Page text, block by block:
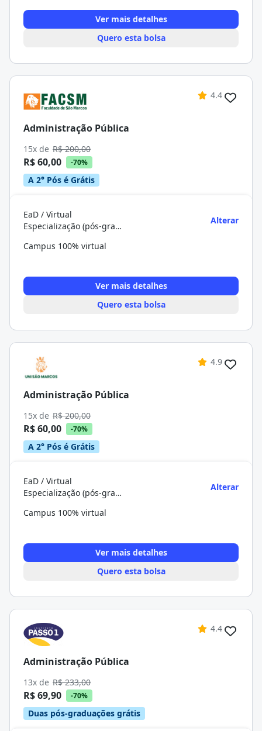
Ver mais detalhes
Quero esta bolsa
4.4
Administração Pública
15x de R$ 200,00
R$ 60,00 -70%
A 2° Pós é Grátis
EaD / Virtual
Especialização (pós-graduação)
Alterar
Campus 100% virtual
Ver mais detalhes
Quero esta bolsa
4.9
Administração Pública
15x de R$ 200,00
R$ 60,00 -70%
A 2° Pós é Grátis
EaD / Virtual
Especialização (pós-graduação)
Alterar
Campus 100% virtual
Ver mais detalhes
Quero esta bolsa
4.4
Administração Pública
13x de R$ 233,00
R$ 69,90 -70%
Duas pós-graduações grátis